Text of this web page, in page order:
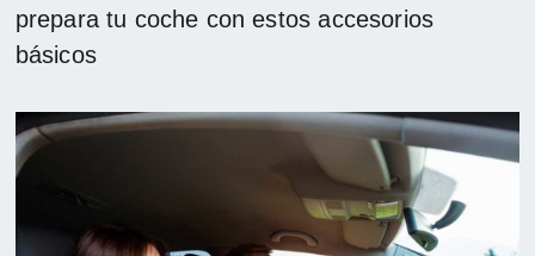
prepara tu coche con estos accesorios
básicos